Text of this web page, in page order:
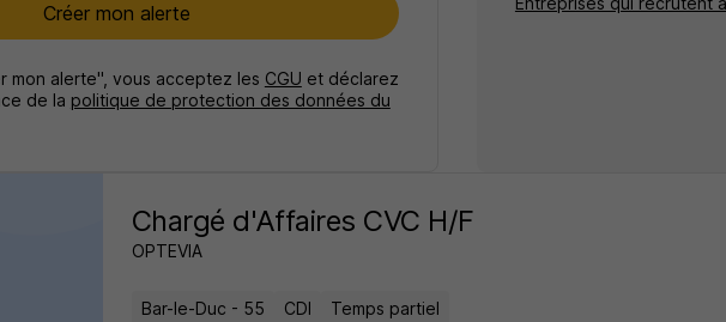
Créer mon alerte
mon alerte", vous acceptez les CGU et déclarez
de la politique de protection des données du
Chargé d'Affaires CVC H/F
OPTEVIA
Bar-le-Duc - 55 CDI Temps partiel